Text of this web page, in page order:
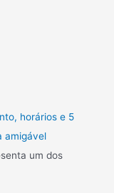
horários e 5
amigável
um dos